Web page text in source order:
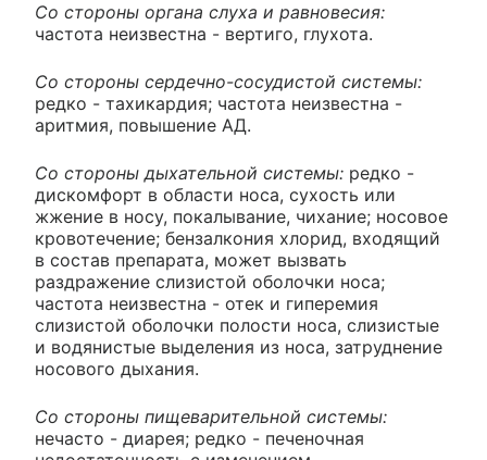
Со стороны органа слуха и равновесия:
частота неизвестна - вертиго, глухота.
Со стороны сердечно-сосудистой системы:
редко - тахикардия; частота неизвестна -
аритмия, повышение АД.
Со стороны дыхательной системы: редко -
дискомфорт в области носа, сухость или
жжение в носу, покалывание, чихание; носовое
кровотечение; бензалкония хлорид, входящий
в состав препарата, может вызвать
раздражение слизистой оболочки носа;
частота неизвестна - отек и гиперемия
слизистой оболочки полости носа, слизистые
и водянистые выделения из носа, затруднение
носового дыхания.
Со стороны пищеварительной системы:
нечасто - диарея; редко - печеночная